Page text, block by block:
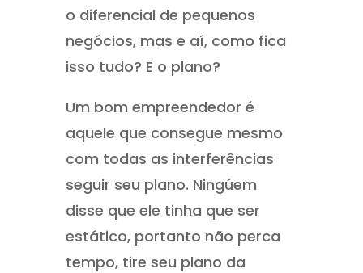
o diferencial de pequenos
negócios, mas e aí, como fica
isso tudo? E o plano?
Um bom empreendedor é
aquele que consegue mesmo
com todas as interferências
seguir seu plano. Ningúem
disse que ele tinha que ser
estático, portanto não perca
tempo, tire seu plano da